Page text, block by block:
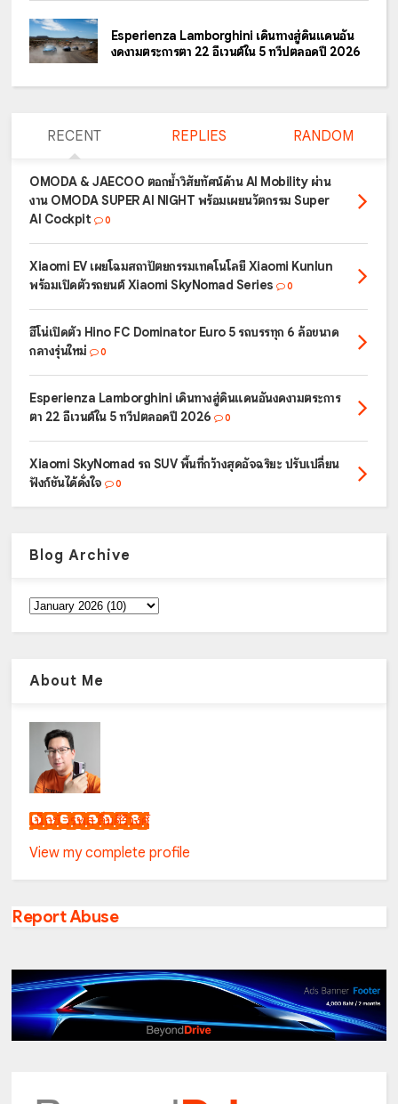
Esperienza Lamborghini เดินทางสู่ดินแดนอัน
งดงามตระการตา 22 อีเวนต์ใน 5 ทวีปตลอดปี 2026
RECENT REPLIES RANDOM
OMODA & JAECOO ตอกย้ำวิสัยทัศน์ด้าน AI Mobility ผ่าน
งาน OMODA SUPER AI NIGHT พร้อมเผยนวัตกรรม Super
AI Cockpit
0
Xiaomi EV เผยโฉมสถาปัตยกรรมเทคโนโลยี Xiaomi Kunlun
พร้อมเปิดตัวรถยนต์ Xiaomi SkyNomad Series
0
ฮีโน่เปิดตัว Hino FC Dominator Euro 5 รถบรรทุก 6 ล้อขนาด
กลางรุ่นใหม่
0
Esperienza Lamborghini เดินทางสู่ดินแดนอันงดงามตระการ
ตา 22 อีเวนต์ใน 5 ทวีปตลอดปี 2026
0
Xiaomi SkyNomad รถ SUV พื้นที่กว้างสุดอัจฉริยะ ปรับเปลี่ยน
ฟังก์ชันได้ดั่งใจ
0
Blog Archive
About Me
เน็กซ์ วรพล ลิ่มศิริวงศ์
View my complete profile
Report Abuse